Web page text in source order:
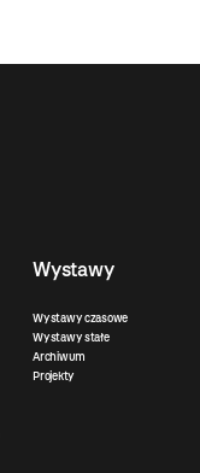
Wystawy
Wystawy czasowe
Wystawy stałe
Archiwum
Projekty